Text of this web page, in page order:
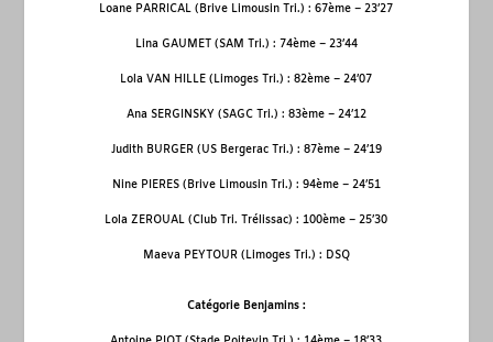
Loane PARRICAL (Brive Limousin Tri.) : 67ème – 23’27
Lina GAUMET (SAM Tri.) : 74ème– 23’44
Lola VAN HILLE (Limoges Tri.) : 82ème – 24’07
Ana SERGINSKY (SAGC Tri.) : 83ème– 24’12
Judith BURGER (US Bergerac Tri.) : 87ème– 24’19
Nine PIERES (Brive Limousin Tri.) : 94ème– 24’51
Lola ZEROUAL (Club Tri. Trélissac) : 100ème – 25’30
Maeva PEYTOUR (Limoges Tri.) : DSQ
Catégorie Benjamins :